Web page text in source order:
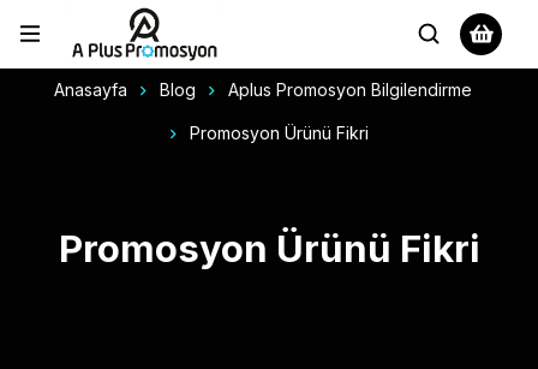
Anasayfa Blog Aplus Promosyon Bilgilendirme
Promosyon Ürünü Fikri
Promosyon Ürünü Fikri